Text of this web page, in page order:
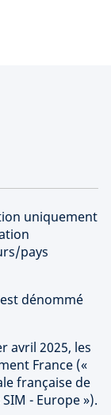
uniquement
pays
dénommé
avril 2025, les
France («
française de
- Europe »).